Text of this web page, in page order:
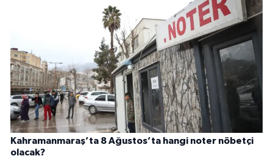
Kahramanmaraş’ta 8 Ağustos’ta hangi noter nöbetçi
olacak?